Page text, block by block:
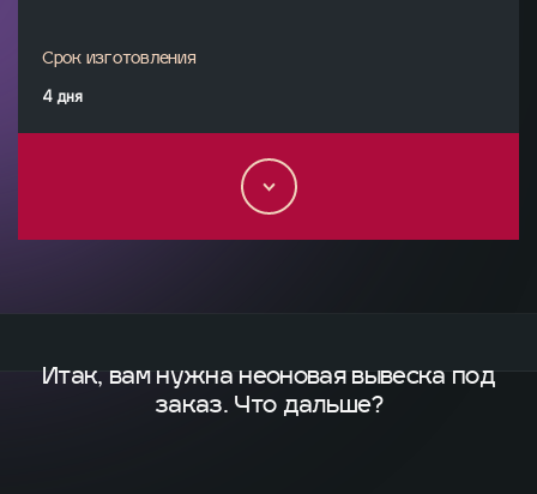
Срок изготовления
4 дня
Итак, вам нужна неоноваявывеска под
заказ. Что дальше?